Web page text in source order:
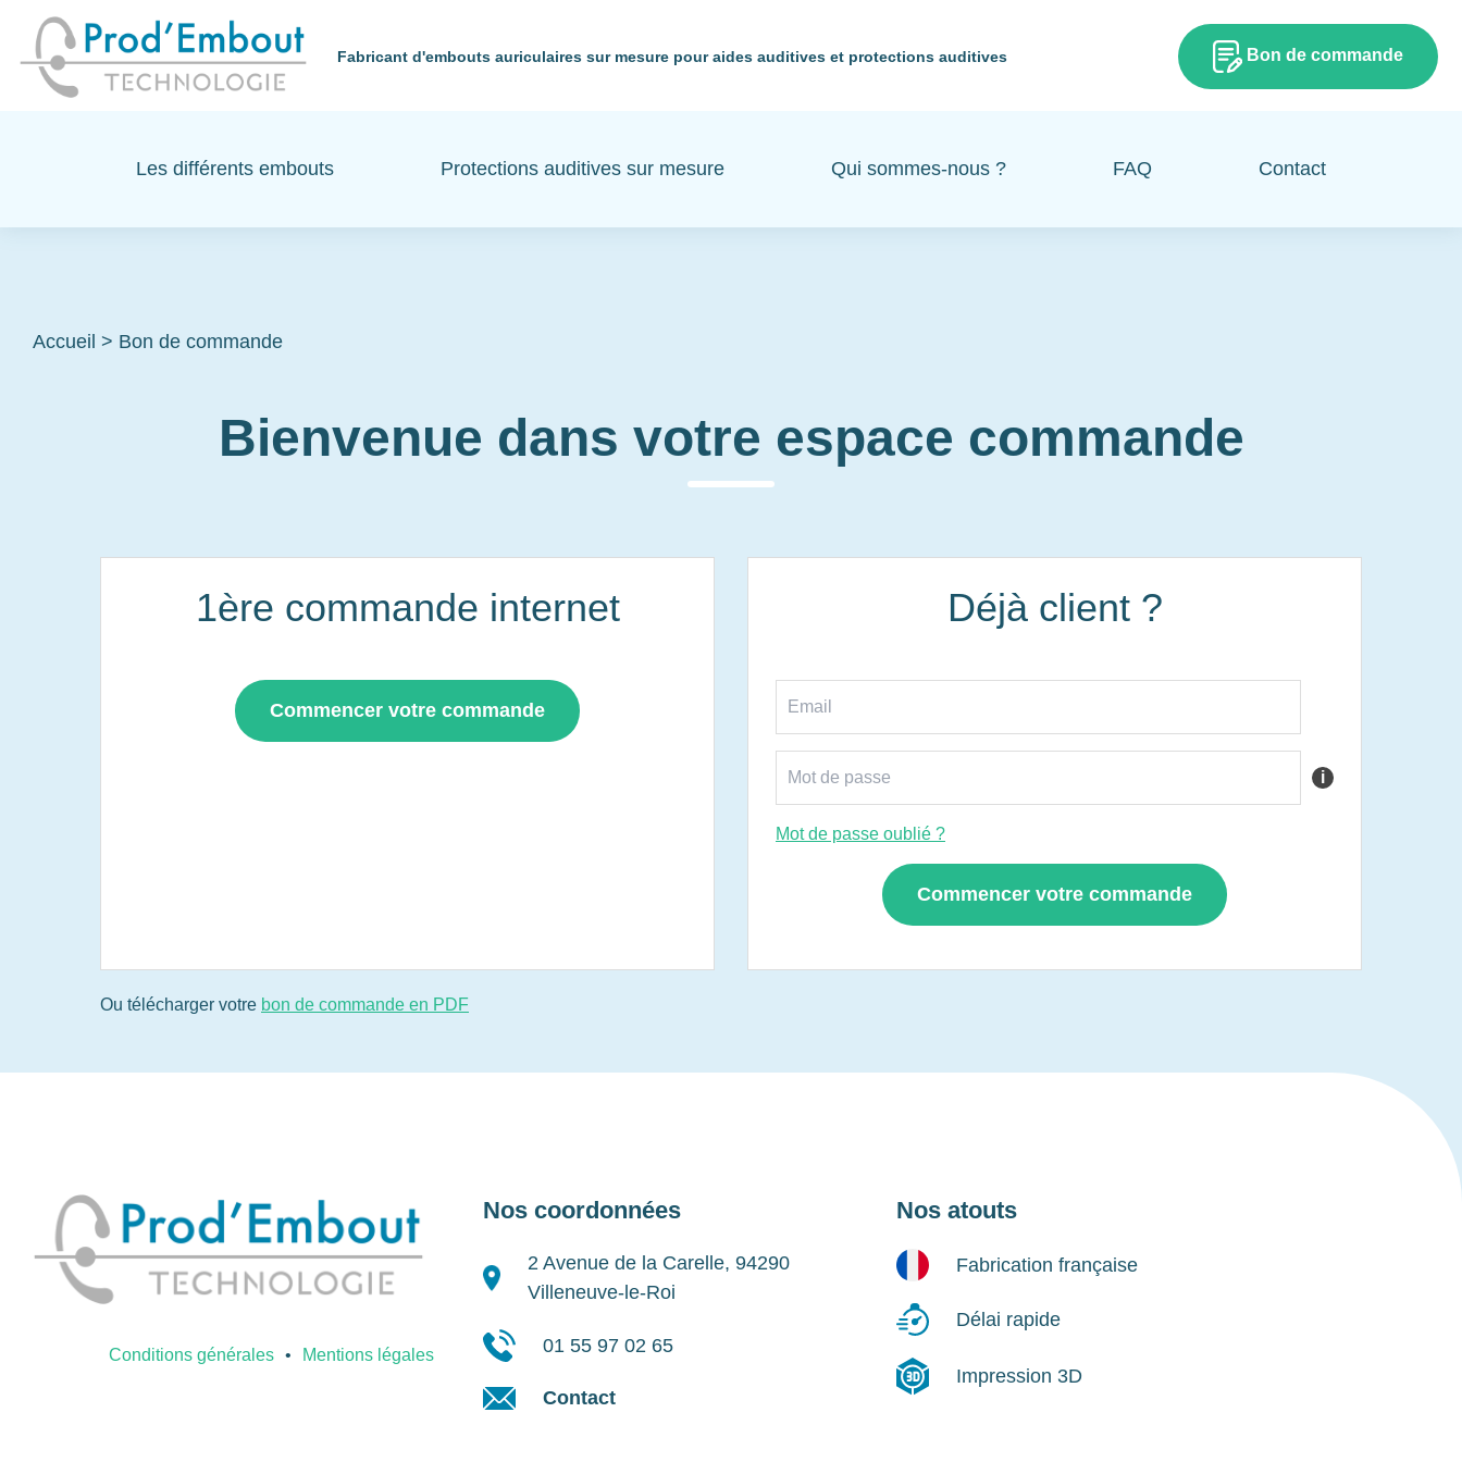
Fabricant d'embouts auriculaires sur mesure pour aides auditives et protections auditives Bon de commande
Les différents embouts Protections auditives sur mesure Qui sommes-nous ? FAQ Contact
Accueil > Bon de commande
Bienvenue dans votre espace commande
1ère commande internet
Commencer votre commande
Déjà client ?
i
Mot de passe oublié ?
Ou télécharger votre bon de commande en PDF
Conditions générales Mentions légales
Nos coordonnées
2 Avenue de la Carelle, 94290
Villeneuve-le-Roi
01 55 97 02 65
Contact
Nos atouts
Fabrication française
Délai rapide
Impression 3D